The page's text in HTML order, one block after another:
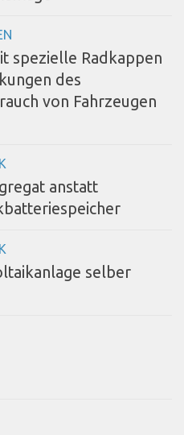
spezielle Radkappen
des
von Fahrzeugen
anstatt
selber